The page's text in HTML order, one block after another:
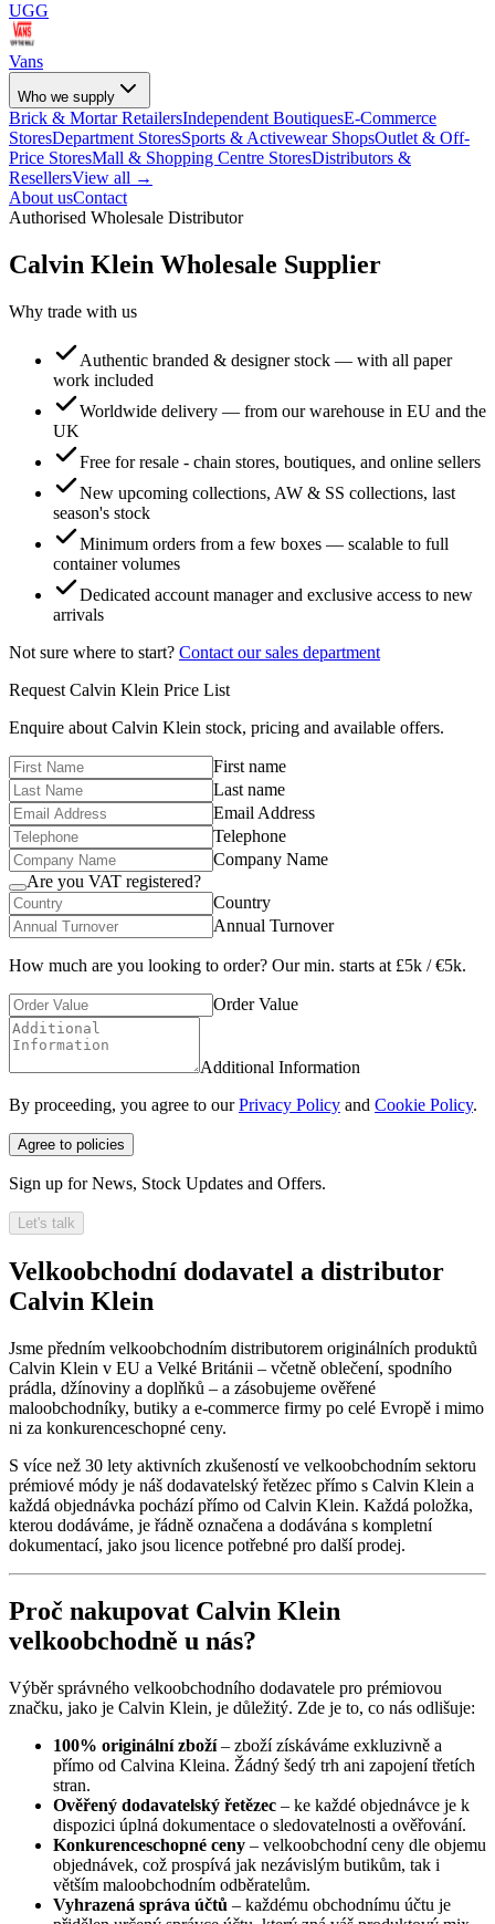
UGG
Vans
Who we supply
Brick & Mortar RetailersIndependent BoutiquesE-Commerce
StoresDepartment StoresSports & Activewear ShopsOutlet & Off-
Price StoresMall & Shopping Centre StoresDistributors &
ResellersView all →
About usContact
Authorised Wholesale Distributor
Calvin Klein Wholesale Supplier
Why trade with us
Authentic branded & designer stock — with all paper
work included
Worldwide delivery — from our warehouse in EU and the
UK
Free for resale - chain stores, boutiques, and online sellers
New upcoming collections, AW & SS collections, last
season's stock
Minimum orders from a few boxes — scalable to full
container volumes
Dedicated account manager and exclusive access to new
arrivals
Not sure where to start? Contact our sales department
Request Calvin Klein Price List
Enquire about Calvin Klein stock, pricing and available offers.
First name
Last name
Email Address
Telephone
Company Name
Are you VAT registered?
Country
Annual Turnover
How much are you looking to order? Our min. starts at £5k / €5k.
Order Value
Additional Information
By proceeding, you agree to ourPrivacy Policy and Cookie Policy.
Agree to policies
Sign up for News, Stock Updates and Offers.
Let's talk
Velkoobchodní dodavatel a distributor
Calvin Klein
Jsme předním velkoobchodním distributorem originálních produktů
Calvin Klein v EU a Velké Británii – včetně oblečení, spodního
prádla, džínoviny a doplňků – a zásobujeme ověřené
maloobchodníky, butiky a e-commerce firmy po celé Evropě i mimo
ni za konkurenceschopné ceny.
S více než 30 lety aktivních zkušeností ve velkoobchodním sektoru
prémiové módy je náš dodavatelský řetězec přímo s Calvin Klein a
každá objednávka pochází přímo od Calvin Klein. Každá položka,
kterou dodáváme, je řádně označena a dodávána s kompletní
dokumentací, jako jsou licence potřebné pro další prodej.
Proč nakupovat Calvin Klein
velkoobchodně u nás?
Výběr správného velkoobchodního dodavatele pro prémiovou
značku, jako je Calvin Klein, je důležitý. Zde je to, co nás odlišuje:
100% originální zboží– zboží získáváme exkluzivně a
přímo od Calvina Kleina. Žádný šedý trh ani zapojení třetích
stran.
Ověřený dodavatelský řetězec – ke každé objednávce je k
dispozici úplná dokumentace o sledovatelnosti a ověřování.
Konkurenceschopné ceny – velkoobchodní ceny dle objemu
objednávek, což prospívá jak nezávislým butikům, tak i
větším maloobchodním odběratelům.
Vyhrazená správa účtů – každému obchodnímu účtu je